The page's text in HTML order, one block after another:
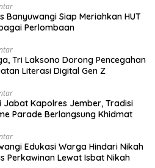
Banyuwangi Siap Meriahkan HUT
Perlombaan
Tri Laksono Dorong Pencegahan
Literasi Digital Gen Z
Jabat Kapolres Jember, Tradisi
Parade Berlangsung Khidmat
Edukasi Warga Hindari Nikah
Perkawinan Lewat Isbat Nikah